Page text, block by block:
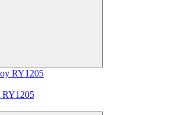
RY1205